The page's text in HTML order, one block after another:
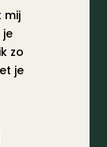
mij
zo
je